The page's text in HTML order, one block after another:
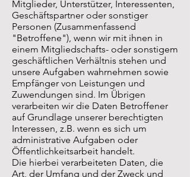
Mitglieder, Unterstützer, Interessenten,
Geschäftspartner oder sonstiger
Personen (Zusammenfassend
"Betroffene"), wenn wir mit ihnen in
einem Mitgliedschafts- oder sonstigem
geschäftlichen Verhältnis stehen und
unsere Aufgaben wahrnehmen sowie
Empfänger von Leistungen und
Zuwendungen sind. Im Übrigen
verarbeiten wir die Daten Betroffener
auf Grundlage unserer berechtigten
Interessen, z.B. wenn es sich um
administrative Aufgaben oder
Öffentlichkeitsarbeit handelt.
Die hierbei verarbeiteten Daten, die
Art, der Umfang und der Zweck und